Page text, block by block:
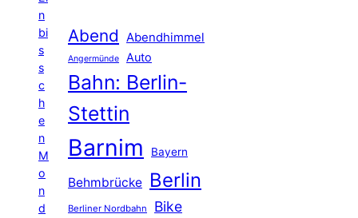
n
bi
s
s
c
h
e
n
M
o
n
d
Abend Abendhimmel
Angermünde Auto
Bahn: Berlin-
Stettin
Barnim Bayern
Behmbrücke Berlin
Berliner Nordbahn Bike